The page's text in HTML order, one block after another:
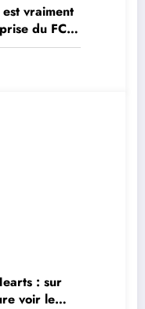
vraiment
du FC
: sur
voir le